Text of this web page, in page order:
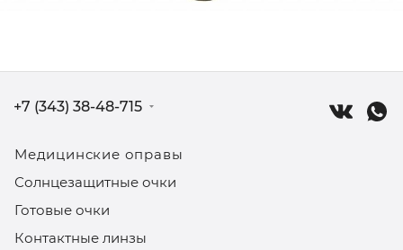
Медицинские оправы
Солнцезащитные очки
Готовые очки
Контактные линзы
+7 (343) 38-48-715